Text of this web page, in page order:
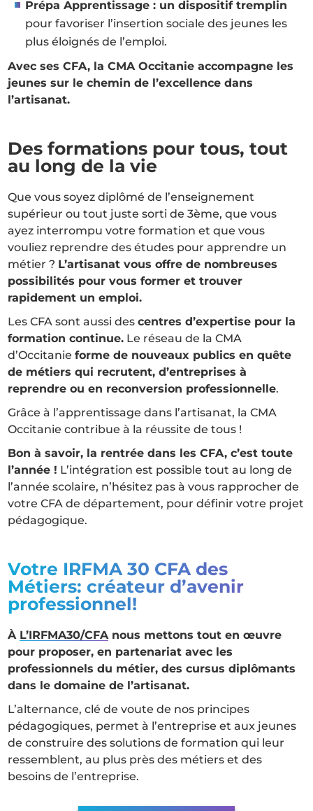
Prépa Apprentissage : un dispositif tremplin
pour favoriser l’insertion sociale des jeunes les
plus éloignés de l’emploi.
Avec ses CFA, la CMA Occitanie accompagne les
jeunes sur le chemin de l’excellence dans
l’artisanat.
Des formations pour tous, tout
au long de la vie
Que vous soyez diplômé de l’enseignement
supérieur ou tout juste sorti de 3ème, que vous
ayez interrompu votre formation et que vous
vouliez reprendre des études pour apprendre un
métier ? L’artisanat vous offre de nombreuses
possibilités pour vous former et trouver
rapidement un emploi.
Les CFA sont aussi descentres d’expertise pour la
formation continue. Le réseau de la CMA
d’Occitanieforme de nouveaux publics en quête
de métiers qui recrutent, d’entreprises à
reprendre ou en reconversion professionnelle.
Grâce à l’apprentissage dans l’artisanat, la CMA
Occitanie contribue à la réussite de tous !
Bon à savoir, la rentrée dans les CFA, c’est toute
l’année ! L’intégration est possible tout au long de
l’année scolaire, n’hésitez pas à vous rapprocher de
votre CFA de département, pour définir votre projet
pédagogique.
Votre IRFMA 30 CFA des
Métiers: créateur d’avenir
professionnel!
À L’IRFMA30/CFA nous mettons tout en œuvre
pour proposer, en partenariat avec les
professionnels du métier, des cursus diplômants
dans le domaine de l’artisanat.
L’alternance, clé de voute de nos principes
pédagogiques, permet à l’entreprise et aux jeunes
de construire des solutions de formation qui leur
ressemblent, au plus près des métiers et des
besoins de l’entreprise.